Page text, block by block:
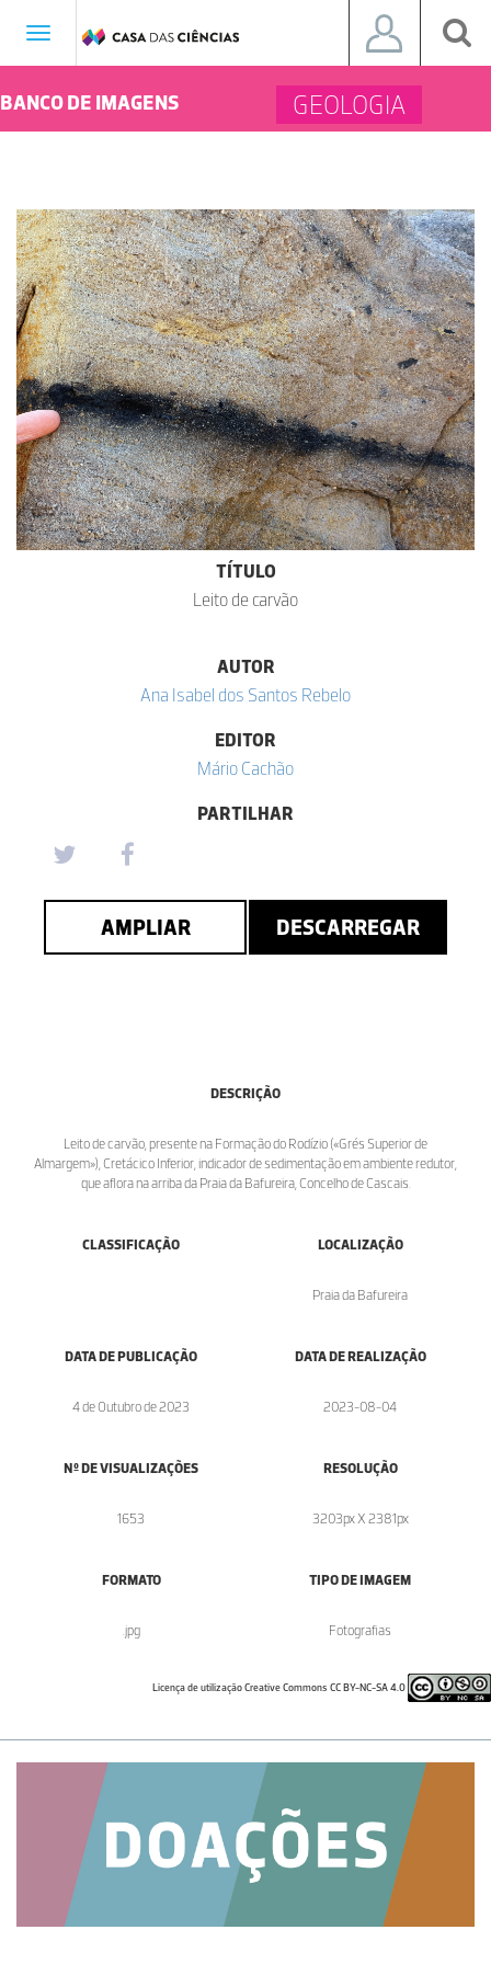
Toggle
BANCO DE IMAGENS GEOLOGIA
TÍTULO
Leito de carvão
AUTOR
Ana Isabel dos Santos Rebelo
EDITOR
Mário Cachão
PARTILHAR
AMPLIAR DESCARREGAR
DESCRIÇÃO
Leito de carvão, presente na Formação do Rodízio («Grés Superior de
Almargem»), Cretácico Inferior, indicador de sedimentação em ambiente redutor,
que aflora na arriba da Praia da Bafureira, Concelho de Cascais.
CLASSIFICAÇÃO LOCALIZAÇÃO
Praia da Bafureira
DATA DE PUBLICAÇÃO
4 de Outubro de 2023
DATA DE REALIZAÇÃO
2023-08-04
Nº DE VISUALIZAÇÕES
1653
RESOLUÇÃO
3203px X 2381px
FORMATO
.jpg
TIPO DE IMAGEM
Fotografias
Licença de utilização Creative Commons CC BY-NC-SA 4.0